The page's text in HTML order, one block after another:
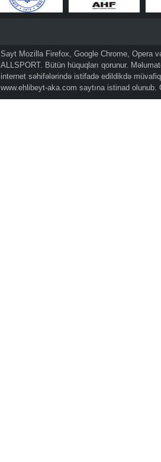
Sayt Mozilla Firefox, Google Chrome, Opera
ALLSPORT. Bütün hüquqları qorunur.
internet səhifələrində istifadə edildikdə
www.ehlibeyt-aka.com saytına istinad olunub.